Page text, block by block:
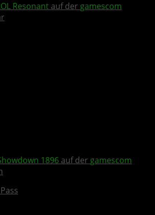
Resonant auf der gamescom
1896 auf der gamescom